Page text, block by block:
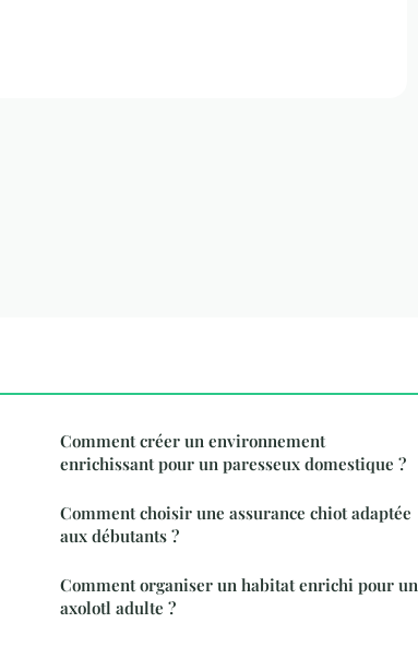
Comment créer un environnement
enrichissant pour un paresseux domestique ?
Comment choisir une assurance chiot adaptée
aux débutants ?
Comment organiser un habitat enrichi pour un
axolotl adulte ?